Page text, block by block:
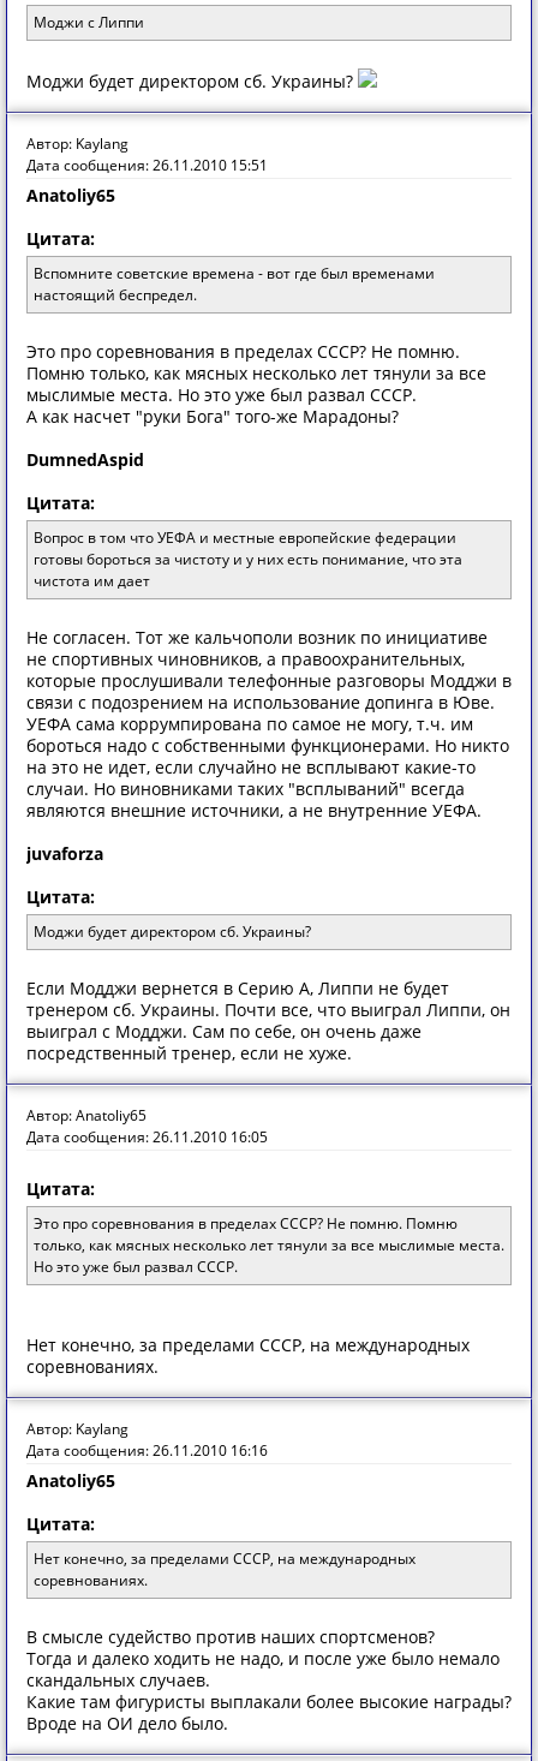
Моджи с Липпи
Моджи будет директором сб. Украины?
Автор: Kaylang
Дата сообщения: 26.11.2010 15:51
Anatoliy65
Цитата:
Вспомните советские времена - вот где был временами
настоящий беспредел.
Это про соревнования в пределах СССР? Не помню.
Помню только, как мясных несколько лет тянули за все
мыслимые места. Но это уже был развал СССР.
А как насчет "руки Бога" того-же Марадоны?
DumnedAspid
Цитата:
Вопрос в том что УЕФА и местные европейские федерации
готовы бороться за чистоту и у них есть понимание, что эта
чистота им дает
Не согласен. Тот же кальчополи возник по инициативе
не спортивных чиновников, а правоохранительных,
которые прослушивали телефонные разговоры Модджи в
связи с подозрением на использование допинга в Юве.
УЕФА сама коррумпирована по самое не могу, т.ч. им
бороться надо с собственными функционерами. Но никто
на это не идет, если случайно не всплывают какие-то
случаи. Но виновниками таких "всплываний" всегда
являются внешние источники, а не внутренние УЕФА.
juvaforza
Цитата:
Моджи будет директором сб. Украины?
Если Модджи вернется в Серию А, Липпи не будет
тренером сб. Украины. Почти все, что выиграл Липпи, он
выиграл с Модджи. Сам по себе, он очень даже
посредственный тренер, если не хуже.
Автор: Anatoliy65
Дата сообщения: 26.11.2010 16:05
Цитата:
Это про соревнования в пределах СССР? Не помню. Помню
только, как мясных несколько лет тянули за все мыслимые места.
Но это уже был развал СССР.
Нет конечно, за пределами СССР, на международных
соревнованиях.
Автор: Kaylang
Дата сообщения: 26.11.2010 16:16
Anatoliy65
Цитата:
Нет конечно, за пределами СССР, на международных
соревнованиях.
В смысле судейство против наших спортсменов?
Тогда и далеко ходить не надо, и после уже было немало
скандальных случаев.
Какие там фигуристы выплакали более высокие награды?
Вроде на ОИ дело было.